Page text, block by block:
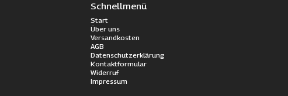
Schnellmenü
Start
Über uns
Versandkosten
AGB
Datenschutzerklärung
Kontaktformular
Widerruf
Impressum